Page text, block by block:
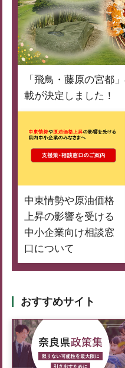
「飛鳥・藤原の宮都
載が決定しました！
中東情勢や原油価格
上昇の影響を受ける
中小企業向け相談窓
口について
おすすめサイト